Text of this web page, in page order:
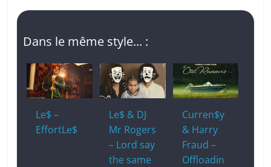
Dans le même style... :
Le$ –
EffortLe$
Le$ & DJ
Mr Rogers
– Lord say
the same
Curren$y
& Harry
Fraud –
Offloadin